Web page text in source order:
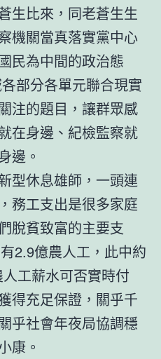
比來，同老蒼生生
機關當真落實黨中心
民為中間的政治態
部分各單元聯合現實
注的題目，讓群眾感
在身邊、紀檢監察就
邊。
休息雄師，一頭連
務工支出是很多家庭
脫貧致富的主要支
2.9億農人工，此中約
工薪水可否實時付
得充足保證，關乎千
乎社會年夜局協調穩
康。